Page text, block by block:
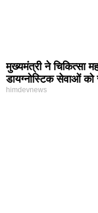
मुख्यमंत्री ने चिकित्सा
डायग्नोस्टिक सेवाओं
himdevnews